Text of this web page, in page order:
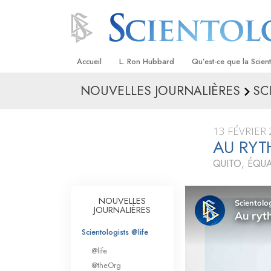
Accueil L. Ron Hubbard Qu’est-ce que la
Croyances et pratiques
Les scientologues et
Rencontrez un
À l’intérieur d’une
Les principes de
Scientologie
NOUVELLES JOURNALIÈRES
13
AU
QUITO,
NOUVELLES
JOURNALIÈRES
Scientologists @life
@life
@theOrg